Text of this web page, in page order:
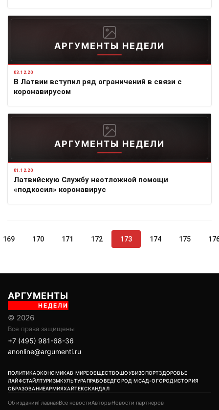
АРГУМЕНТЫ НЕДЕЛИ
03.12.20
В Латвии вступил ряд ограничений в связи с
коронавирусом
АРГУМЕНТЫ НЕДЕЛИ
01.12.20
Латвийскую Службу неотложной помощи
«подкосил» коронавирус
169 170 171 172 173 174 175
АРГУМЕНТЫ
НЕДЕЛИ
© 2026
Все права защищены
+7 (495) 981-68-36
anonline@argumenti.ru
ПОЛИТИКАЭКОНОМИКАВ МИРЕОБЩЕСТВОШОУБИЗСПОРТЗДОРОВЬЕ
ЛАЙФСТАЙЛТУРИЗМКУЛЬТУРАПРАВОВЕДГОРОД МСАД-ОГОРОДИСТОРИЯ
ОБРАЗОВАНИЕАРМИЯХАЙТЕКСКАНДАЛ
Об изданииГлавнаяВсе новостиАвторыНовости партнеров